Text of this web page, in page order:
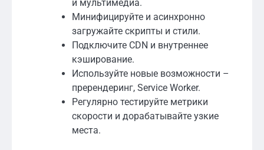
и мультимедиа.
Минифицируйте и асинхронно
загружайте скрипты и стили.
Подключите CDN и внутреннее
кэширование.
Используйте новые возможности –
пререндеринг, Service Worker.
Регулярно тестируйте метрики
скорости и дорабатывайте узкие
места.